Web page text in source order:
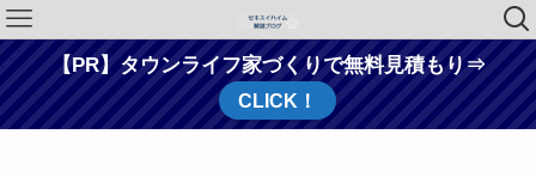
【PR】タウンライフ家づくりで無料見積もり⇒
CLICK！